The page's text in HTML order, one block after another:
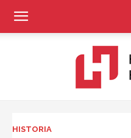
HISTORIA